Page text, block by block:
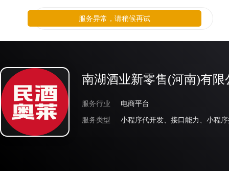
南湖酒业新零售(河南)有限
服务行业
电商平台
服务类型
服务异常，请稍候再试